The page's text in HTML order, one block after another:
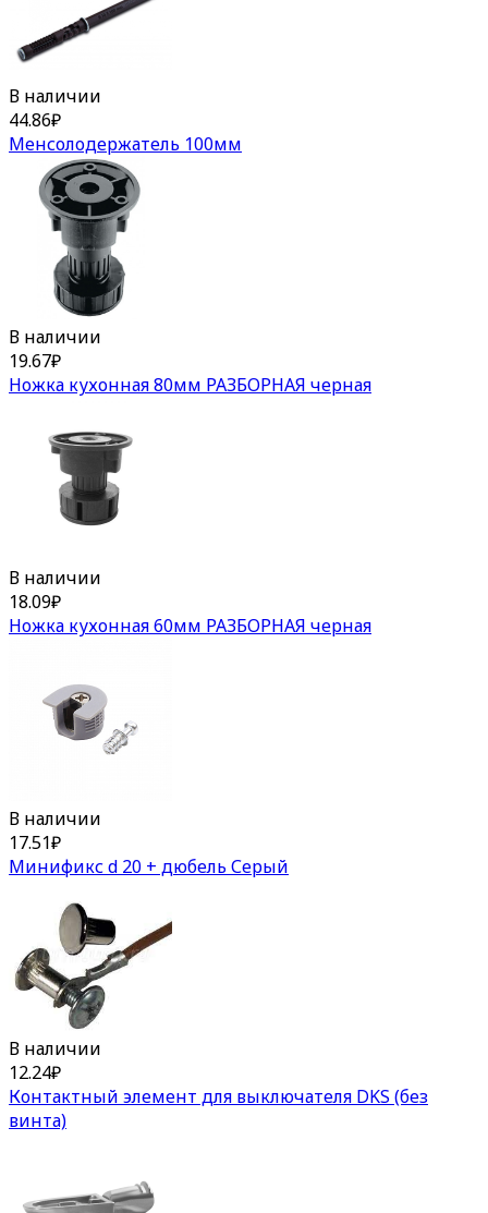
В наличии
44.86₽
Менсолодержатель 100мм
В наличии
19.67₽
Ножка кухонная 80мм РАЗБОРНАЯ черная
В наличии
18.09₽
Ножка кухонная 60мм РАЗБОРНАЯ черная
В наличии
17.51₽
Минификс d 20 + дюбель Серый
В наличии
12.24₽
Контактный элемент для выключателя DKS (без
винта)